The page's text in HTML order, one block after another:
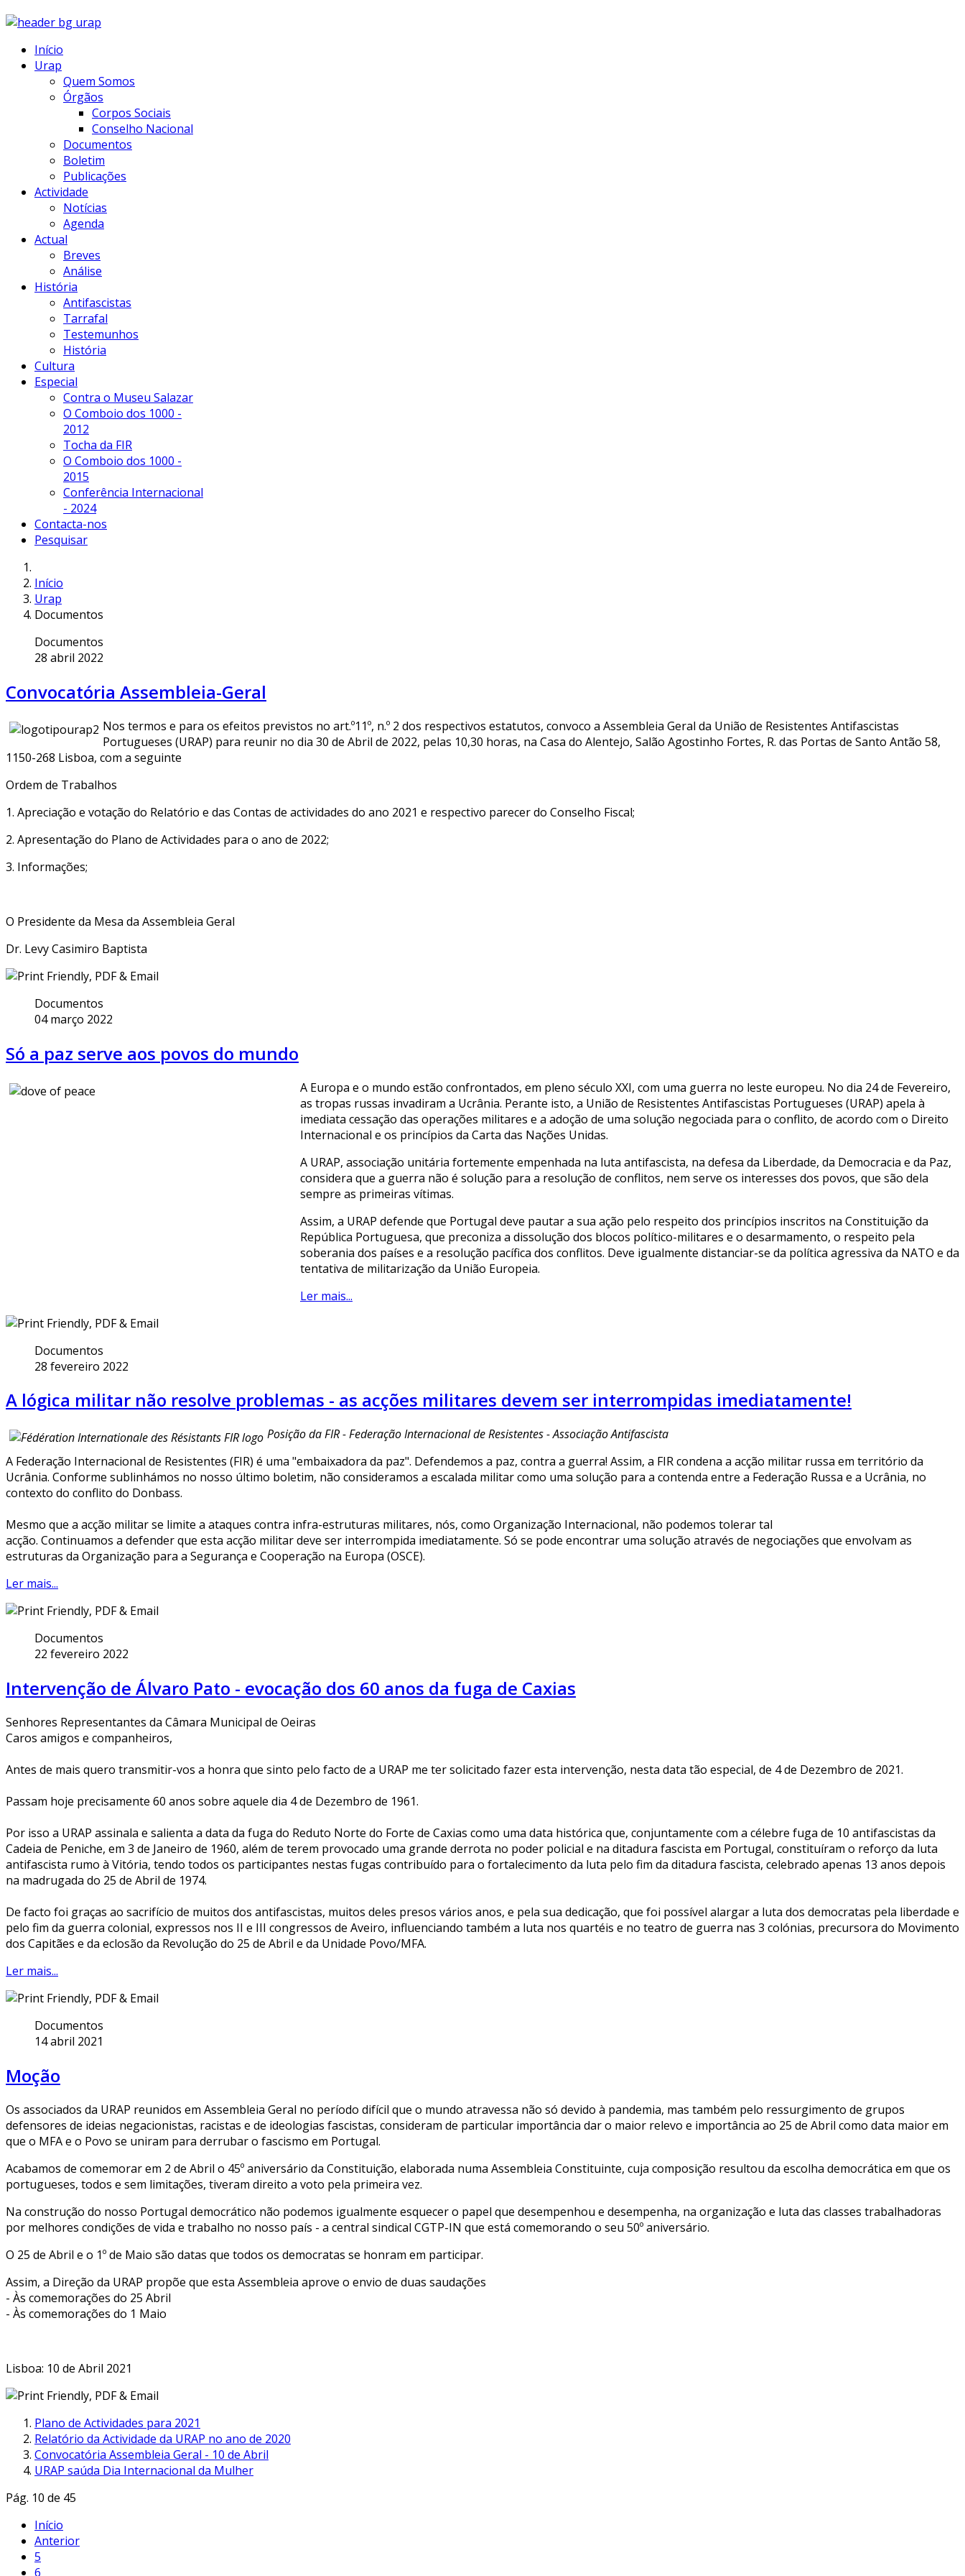
Início
Urap
Quem Somos
Órgãos
Corpos Sociais
Conselho Nacional
Documentos
Boletim
Publicações
Actividade
Notícias
Agenda
Actual
Breves
Análise
História
Antifascistas
Tarrafal
Testemunhos
História
Cultura
Especial
Contra o Museu Salazar
O Comboio dos 1000 -
2012
Tocha da FIR
O Comboio dos 1000 -
2015
Conferência Internacional
- 2024
Contacta-nos
Pesquisar
Início
Urap
Documentos
Documentos
28 abril 2022
Convocatória Assembleia-Geral
Nos termos e para os efeitos previstos no art.º11º, n.º 2 dos respectivos estatutos, convoco a Assembleia Geral da União de Resistentes Antifascistas
Portugueses (URAP) para reunir no dia 30 de Abril de 2022, pelas 10,30 horas, na Casa do Alentejo, Salão Agostinho Fortes, R. das Portas de Santo Antão 58,
1150-268 Lisboa, com a seguinte
Ordem de Trabalhos
1. Apreciação e votação do Relatório e das Contas de actividades do ano 2021 e respectivo parecer do Conselho Fiscal;
2. Apresentação do Plano de Actividades para o ano de 2022;
3. Informações;
O Presidente da Mesa da Assembleia Geral
Dr. Levy Casimiro Baptista
Documentos
04 março 2022
Só a paz serve aos povos do mundo
A Europa e o mundo estão confrontados, em pleno século XXI, com uma guerra no leste europeu. No dia 24 de Fevereiro,
as tropas russas invadiram a Ucrânia. Perante isto, a União de Resistentes Antifascistas Portugueses (URAP) apela à
imediata cessação das operações militares e a adoção de uma solução negociada para o conflito, de acordo com o Direito
Internacional e os princípios da Carta das Nações Unidas.
A URAP, associação unitária fortemente empenhada na luta antifascista, na defesa da Liberdade, da Democracia e da Paz,
considera que a guerra não é solução para a resolução de conflitos, nem serve os interesses dos povos, que são dela
sempre as primeiras vítimas.
Assim, a URAP defende que Portugal deve pautar a sua ação pelo respeito dos princípios inscritos na Constituição da
República Portuguesa, que preconiza a dissolução dos blocos político-militares e o desarmamento, o respeito pela
soberania dos países e a resolução pacífica dos conflitos. Deve igualmente distanciar-se da política agressiva da NATO e da
tentativa de militarização da União Europeia.
Ler mais...
Documentos
28 fevereiro 2022
A lógica militar não resolve problemas - as acções militares devem ser interrompidas imediatamente!
Posição da FIR - Federação Internacional de Resistentes - Associação Antifascista
A Federação Internacional de Resistentes (FIR) é uma "embaixadora da paz". Defendemos a paz, contra a guerra! Assim, a FIR condena a acção militar russa em território da
Ucrânia. Conforme sublinhámos no nosso último boletim, não consideramos a escalada militar como uma solução para a contenda entre a Federação Russa e a Ucrânia, no
contexto do conflito do Donbass.
Mesmo que a acção militar se limite a ataques contra infra-estruturas militares, nós, como Organização Internacional, não podemos tolerar tal
acção. Continuamos a defender que esta acção militar deve ser interrompida imediatamente. Só se pode encontrar uma solução através de negociações que envolvam as
estruturas da Organização para a Segurança e Cooperação na Europa (OSCE).
Ler mais...
Documentos
22 fevereiro 2022
Intervenção de Álvaro Pato - evocação dos 60 anos da fuga de Caxias
Senhores Representantes da Câmara Municipal de Oeiras
Caros amigos e companheiros,
Antes de mais quero transmitir-vos a honra que sinto pelo facto de a URAP me ter solicitado fazer esta intervenção, nesta data tão especial, de 4 de Dezembro de 2021.
Passam hoje precisamente 60 anos sobre aquele dia 4 de Dezembro de 1961.
Por isso a URAP assinala e salienta a data da fuga do Reduto Norte do Forte de Caxias como uma data histórica que, conjuntamente com a célebre fuga de 10 antifascistas da
Cadeia de Peniche, em 3 de Janeiro de 1960, além de terem provocado uma grande derrota no poder policial e na ditadura fascista em Portugal, constituíram o reforço da luta
antifascista rumo à Vitória, tendo todos os participantes nestas fugas contribuído para o fortalecimento da luta pelo fim da ditadura fascista, celebrado apenas 13 anos depois
na madrugada do 25 de Abril de 1974.
De facto foi graças ao sacrifício de muitos dos antifascistas, muitos deles presos vários anos, e pela sua dedicação, que foi possível alargar a luta dos democratas pela liberdade e
pelo fim da guerra colonial, expressos nos II e III congressos de Aveiro, influenciando também a luta nos quartéis e no teatro de guerra nas 3 colónias, precursora do Movimento
dos Capitães e da eclosão da Revolução do 25 de Abril e da Unidade Povo/MFA.
Ler mais...
Documentos
14 abril 2021
Moção
Os associados da URAP reunidos em Assembleia Geral no período difícil que o mundo atravessa não só devido à pandemia, mas também pelo ressurgimento de grupos
defensores de ideias negacionistas, racistas e de ideologias fascistas, consideram de particular importância dar o maior relevo e importância ao 25 de Abril como data maior em
que o MFA e o Povo se uniram para derrubar o fascismo em Portugal.
Acabamos de comemorar em 2 de Abril o 45º aniversário da Constituição, elaborada numa Assembleia Constituinte, cuja composição resultou da escolha democrática em que os
portugueses, todos e sem limitações, tiveram direito a voto pela primeira vez.
Na construção do nosso Portugal democrático não podemos igualmente esquecer o papel que desempenhou e desempenha, na organização e luta das classes trabalhadoras
por melhores condições de vida e trabalho no nosso país - a central sindical CGTP-IN que está comemorando o seu 50º aniversário.
O 25 de Abril e o 1º de Maio são datas que todos os democratas se honram em participar.
Assim, a Direção da URAP propõe que esta Assembleia aprove o envio de duas saudações
- Às comemorações do 25 Abril
- Às comemorações do 1 Maio
Lisboa: 10 de Abril 2021
Plano de Actividades para 2021
Relatório da Actividade da URAP no ano de 2020
Convocatória Assembleia Geral - 10 de Abril
URAP saúda Dia Internacional da Mulher
Pág. 10 de 45
Início
Anterior
5
6